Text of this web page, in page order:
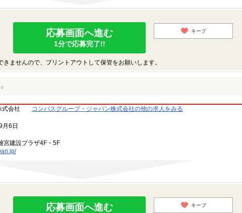
応募画面へ進む
1分で応募完了!!
キープ
ませんので、プリントアウトして保管をお願いします。
式会社
コンパスグループ・ジャパン株式会社の他の求人をみる
月6日
宮建設プラザ4F・5F
応募画面へ進む キープ